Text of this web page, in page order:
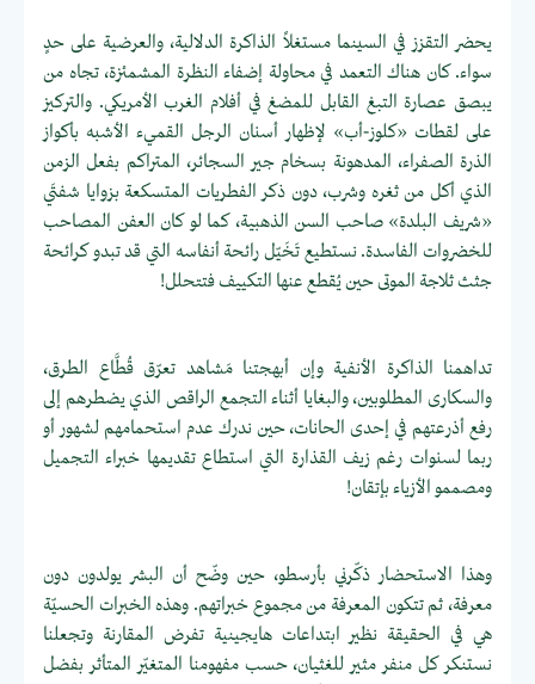
يحضر التقزز في السينما مستغلاً الذاكرة الدلالية، والعرضية على حدٍ
سواء. كان هناك التعمد في محاولة إضفاء النظرة المشمئزة، تجاه من
يبصق عصارة التبغ القابل للمضغ في أفلام الغرب الأمريكي. والتركيز
على لقطات «كلوز-أب» لإظهار أسنان الرجل القميء الأشبه بأكواز
الذرة الصفراء، المدهونة بسخام جير السجائر، المتراكم بفعل الزمن
الذي أكل من ثغره وشرب، دون ذكر الفطريات المتسكعة بزوايا شفتَي
«شريف البلدة» صاحب السن الذهبية، كما لو كان العفن المصاحب
للخضروات الفاسدة. نستطيع تَخَيّل رائحة أنفاسه التي قد تبدو كرائحة
جثث ثلاجة الموتى حين يُقطع عنها التكييف فتتحلل!
تداهمنا الذاكرة الأنفية وإن أبهجتنا مَشاهد تعرّق قُطَّاع الطرق،
والسكارى المطلوبين، والبغايا أثناء التجمع الراقص الذي يضطرهم إلى
رفع أذرعتهم في إحدى الحانات، حين ندرك عدم استحمامهم لشهور أو
ربما لسنوات رغم زيف القذارة التي استطاع تقديمها خبراء التجميل
ومصممو الأزياء بإتقان!
وهذا الاستحضار ذكّرني بأرسطو، حين وضّح أن البشر يولدون دون
معرفة، ثم تتكون المعرفة من مجموع خبراتهم. وهذه الخبرات الحسيّة
هي في الحقيقة نظير ابتداعات هايجينية تفرض المقارنة وتجعلنا
نستنكر كل منفر مثير للغثيان، حسب مفهومنا المتغيّر المتأثر بفضل